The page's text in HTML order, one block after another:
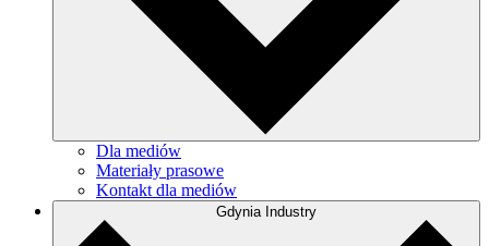
Dla mediów
Materiały prasowe
Kontakt dla mediów
Gdynia Industry